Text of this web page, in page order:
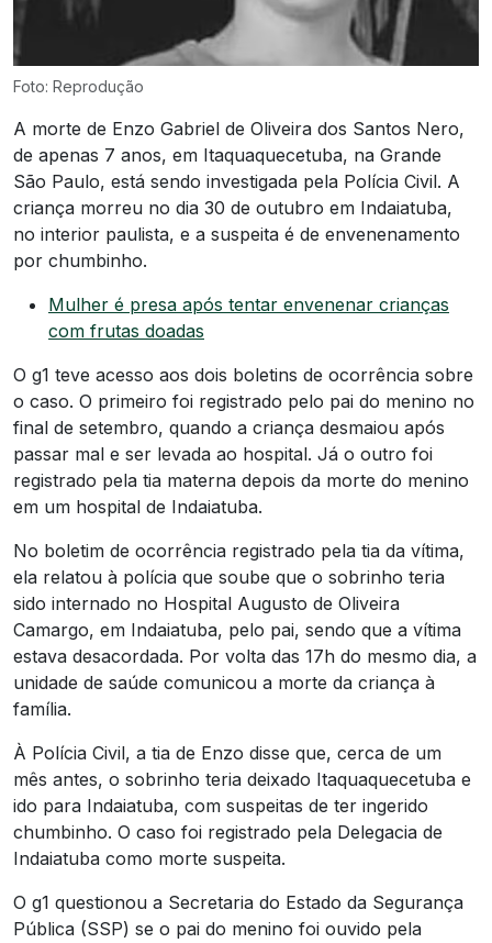
Foto: Reprodução
A morte de Enzo Gabriel de Oliveira dos Santos Nero,
de apenas 7 anos, em Itaquaquecetuba, na Grande
São Paulo, está sendo investigada pela Polícia Civil. A
criança morreu no dia 30 de outubro em Indaiatuba,
no interior paulista, e a suspeita é de envenenamento
por chumbinho.
Mulher é presa após tentar envenenar crianças
com frutas doadas
O g1 teve acesso aos dois boletins de ocorrência sobre
o caso. O primeiro foi registrado pelo pai do menino no
final de setembro, quando a criança desmaiou após
passar mal e ser levada ao hospital. Já o outro foi
registrado pela tia materna depois da morte do menino
em um hospital de Indaiatuba.
No boletim de ocorrência registrado pela tia da vítima,
ela relatou à polícia que soube que o sobrinho teria
sido internado no Hospital Augusto de Oliveira
Camargo, em Indaiatuba, pelo pai, sendo que a vítima
estava desacordada. Por volta das 17h do mesmo dia, a
unidade de saúde comunicou a morte da criança à
família.
À Polícia Civil, a tia de Enzo disse que, cerca de um
mês antes, o sobrinho teria deixado Itaquaquecetuba e
ido para Indaiatuba, com suspeitas de ter ingerido
chumbinho. O caso foi registrado pela Delegacia de
Indaiatuba como morte suspeita.
O g1 questionou a Secretaria do Estado da Segurança
Pública (SSP) se o pai do menino foi ouvido pela